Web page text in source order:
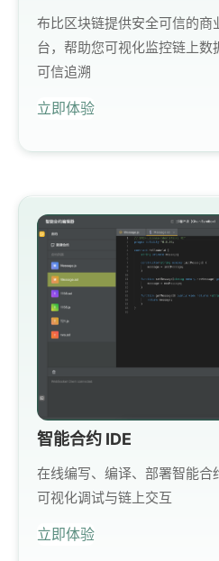
布比区块链提供安全可信的商
台，帮助您可视化监控链上数
可信追溯
立即体验
智能合约 IDE
在线编写、编译、部署智能合
可视化调试与链上交互
立即体验